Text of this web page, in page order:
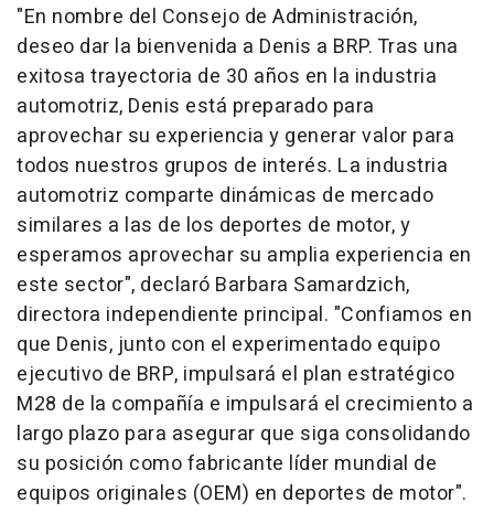
"En nombre del Consejo de Administración,
deseo dar la bienvenida a Denis a BRP. Tras una
exitosa trayectoria de 30 años en la industria
automotriz, Denis está preparado para
aprovechar su experiencia y generar valor para
todos nuestros grupos de interés. La industria
automotriz comparte dinámicas de mercado
similares a las de los deportes de motor, y
esperamos aprovechar su amplia experiencia en
este sector", declaró Barbara Samardzich,
directora independiente principal. "Confiamos en
que Denis, junto con el experimentado equipo
ejecutivo de BRP, impulsará el plan estratégico
M28 de la compañía e impulsará el crecimiento a
largo plazo para asegurar que siga consolidando
su posición como fabricante líder mundial de
equipos originales (OEM) en deportes de motor".